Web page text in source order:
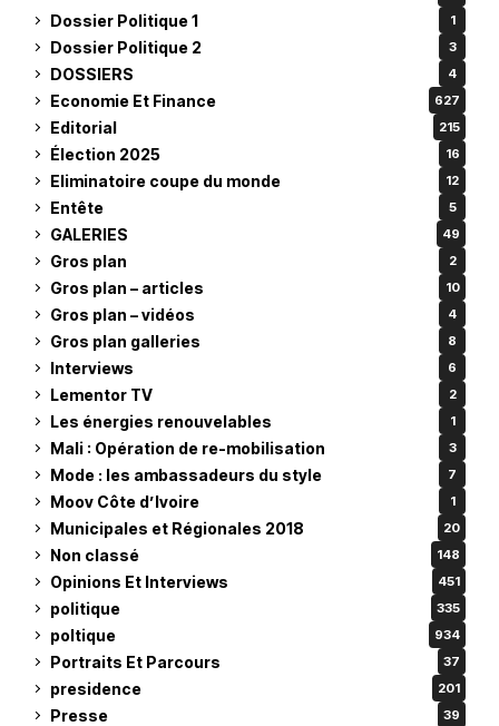
Dossier Politique 1 1
Dossier Politique 2 3
DOSSIERS 4
Economie Et Finance 627
Editorial 215
Élection 2025 16
Eliminatoire coupe du monde 12
Entête 5
GALERIES 49
Gros plan 2
Gros plan – articles 10
Gros plan – vidéos 4
Gros plan galleries 8
Interviews 6
Lementor TV 2
Les énergies renouvelables 1
Mali : Opération de re-mobilisation 3
Mode : les ambassadeurs du style 7
Moov Côte d’Ivoire 1
Municipales et Régionales 2018 20
Non classé 148
Opinions Et Interviews 451
politique 335
poltique 934
Portraits Et Parcours 37
presidence 201
Presse 39